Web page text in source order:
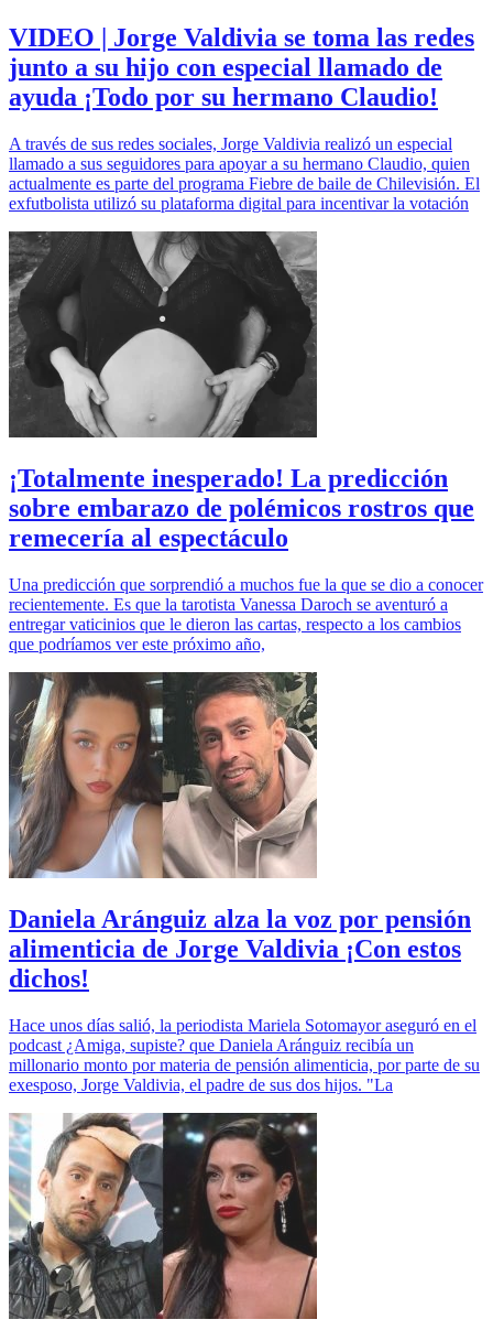
VIDEO | Jorge Valdivia se toma las redes
junto a su hijo con especial llamado de
ayuda ¡Todo por su hermano Claudio!
A través de sus redes sociales, Jorge Valdivia realizó un especial
llamado a sus seguidores para apoyar a su hermano Claudio, quien
actualmente es parte del programa Fiebre de baile de Chilevisión. El
exfutbolista utilizó su plataforma digital para incentivar la votación
¡Totalmente inesperado! La predicción
sobre embarazo de polémicos rostros que
remecería al espectáculo
Una predicción que sorprendió a muchos fue la que se dio a conocer
recientemente. Es que la tarotista Vanessa Daroch se aventuró a
entregar vaticinios que le dieron las cartas, respecto a los cambios
que podríamos ver este próximo año,
Daniela Aránguiz alza la voz por pensión
alimenticia de Jorge Valdivia ¡Con estos
dichos!
Hace unos días salió, la periodista Mariela Sotomayor aseguró en el
podcast ¿Amiga, supiste? que Daniela Aránguiz recibía un
millonario monto por materia de pensión alimenticia, por parte de su
exesposo, Jorge Valdivia, el padre de sus dos hijos. "La